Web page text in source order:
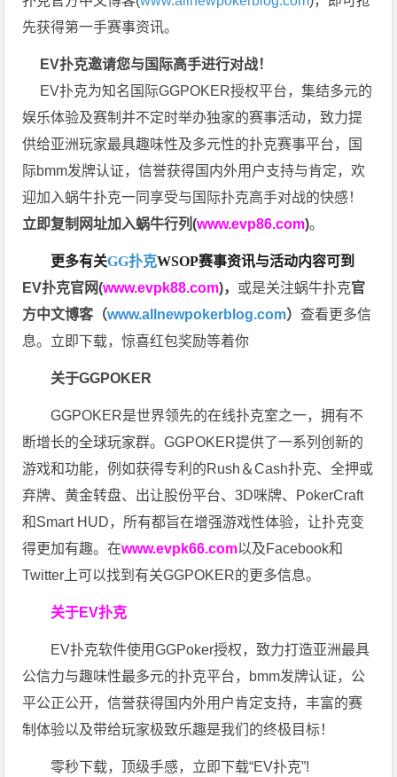
先获得第一手赛事资讯。
EV扑克邀请您与国际高手进行对战！
EV扑克为知名国际GGPOKER授权平台，集结多元的
娱乐体验及赛制并不定时举办独家的赛事活动，致力提
供给亚洲玩家最具趣味性及多元性的扑克赛事平台，国
际bmm发牌认证，信誉获得国内外用户支持与肯定，欢
迎加入蜗牛扑克一同享受与国际扑克高手对战的快感！
立即复制网址加入蜗牛行列(www.evp86.com)。
更多有关GG扑克WSOP赛事资讯与活动内容可到
EV扑克官网(www.evpk88.com)， 或是关注蜗牛扑克官
方中文博客（www.allnewpokerblog.com）查看更多信
息。立即下载，惊喜红包奖励等着你
关于GGPOKER
GGPOKER是世界领先的在线扑克室之一，拥有不
断增长的全球玩家群。GGPOKER提供了一系列创新的
游戏和功能，例如获得专利的Rush＆Cash扑克、全押或
弃牌、黄金转盘、出让股份平台、3D咪牌、PokerCraft
和Smart HUD，所有都旨在增强游戏性体验，让扑克变
得更加有趣。在www.evpk66.com以及Facebook和
Twitter上可以找到有关GGPOKER的更多信息。
关于EV扑克
EV扑克软件使用GGPoker授权，致力打造亚洲最具
公信力与趣味性最多元的扑克平台，bmm发牌认证，公
平公正公开，信誉获得国内外用户肯定支持，丰富的赛
制体验以及带给玩家极致乐趣是我们的终极目标！
零秒下载，顶级手感，立即下载“EV扑克”!